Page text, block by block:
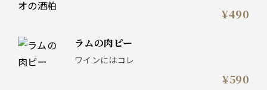
¥490
ラムの肉ピー
ワインにはコレ
¥590